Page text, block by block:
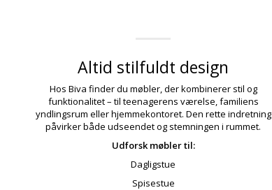
Altid stilfuldt design
Hos Biva finder du møbler, der kombinerer stil og
funktionalitet – til teenagerens værelse, familiens
yndlingsrum eller hjemmekontoret. Den rette indretning
påvirker både udseendet og stemningen i rummet.
Udforsk møbler til:
Dagligstue
Spisestue